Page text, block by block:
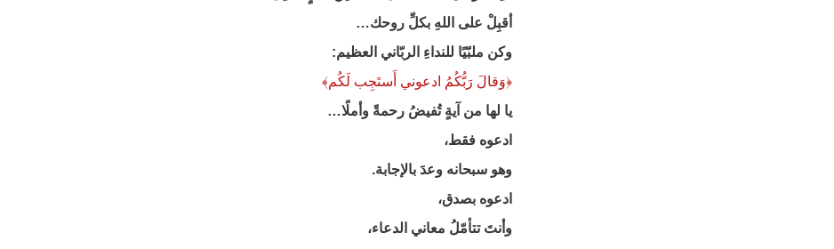
أقبِلْ على اللهِ بكلِّ روحك…
وكن ملبّيًا للنداءِ الربّاني العظيم:
﴿وَقالَ رَبُّكُمُ ادعوني أَستَجِب لَكُم﴾
يا لها من آيةٍ تُفيضُ رحمةً وأملًا…
ادعوه فقط،
وهو سبحانه وعدَ بالإجابة.
ادعوه بصدق،
وأنتَ تتأمّلُ معاني الدعاء،